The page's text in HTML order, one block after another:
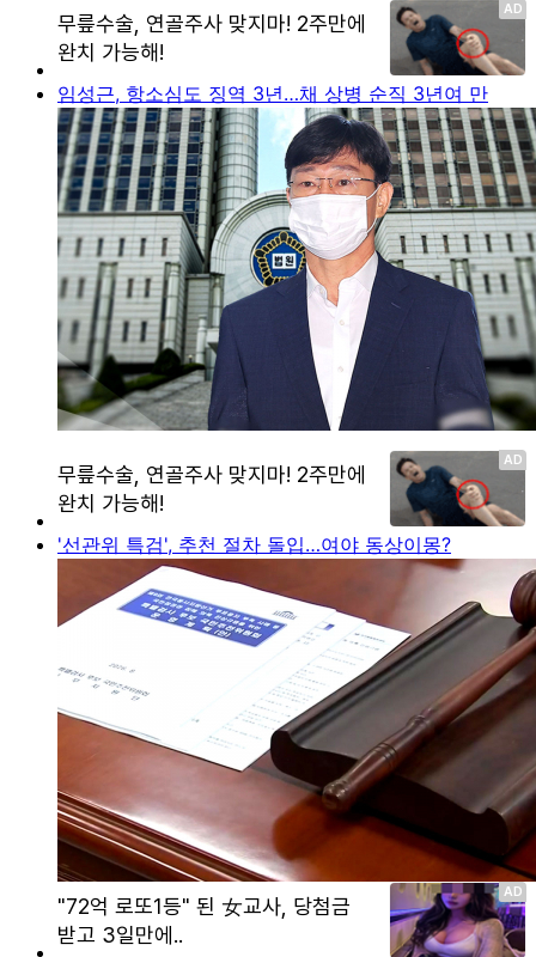
임성근, 항소심도 징역 3년…채 상병 순직 3년여 만
'선관위 특검', 추천 절차 돌입…여야 동상이몽?